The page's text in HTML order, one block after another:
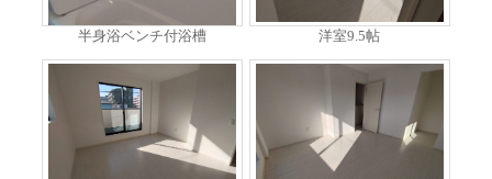
半身浴ベンチ付浴槽 洋室9.5帖